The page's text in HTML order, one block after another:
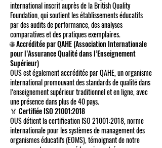
international inscrit auprès de la British Quality
Foundation, qui soutient les établissements éducatifs
par des audits de performance, des analyses
comparatives et des pratiques exemplaires.
🌐 Accréditée par QAHE (Association Internationale
pour l’Assurance Qualité dans l’Enseignement
Supérieur)
OUS est également accréditée par QAHE, un organisme
international promouvant des standards de qualité dans
l’enseignement supérieur traditionnel et en ligne, avec
une présence dans plus de 40 pays.
🏅 Certifiée ISO 21001:2018
OUS détient la certification ISO 21001:2018, norme
internationale pour les systèmes de management des
organismes éducatifs (EOMS), témoignant de notre